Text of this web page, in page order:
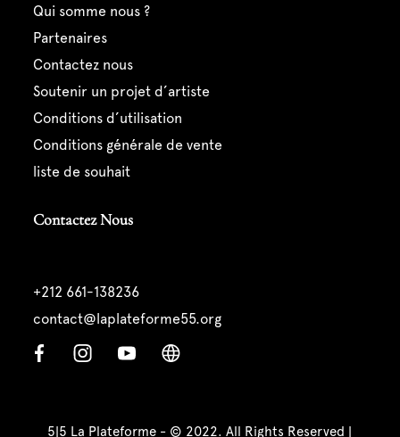
qui somme nous ?
partenaires
contactez nous
soutenir un projet d’artiste
conditions d’utilisation
conditions générale de vente
liste de souhait
Contactez Nous
+212 661-138236
contact@laplateforme55.org
5|5 La Plateforme - © 2022. All Rights Reserved |